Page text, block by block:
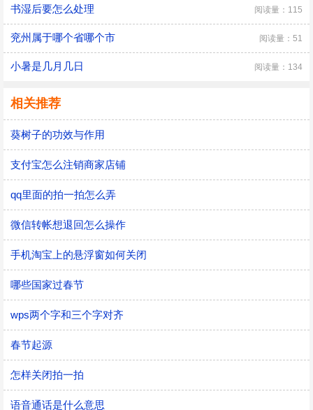
书湿后要怎么处理 阅读量：115
兖州属于哪个省哪个市 阅读量：51
小暑是几月几日 阅读量：134
相关推荐
葵树子的功效与作用
支付宝怎么注销商家店铺
qq里面的拍一拍怎么弄
微信转帐想退回怎么操作
手机淘宝上的悬浮窗如何关闭
哪些国家过春节
wps两个字和三个字对齐
春节起源
怎样关闭拍一拍
语音通话是什么意思